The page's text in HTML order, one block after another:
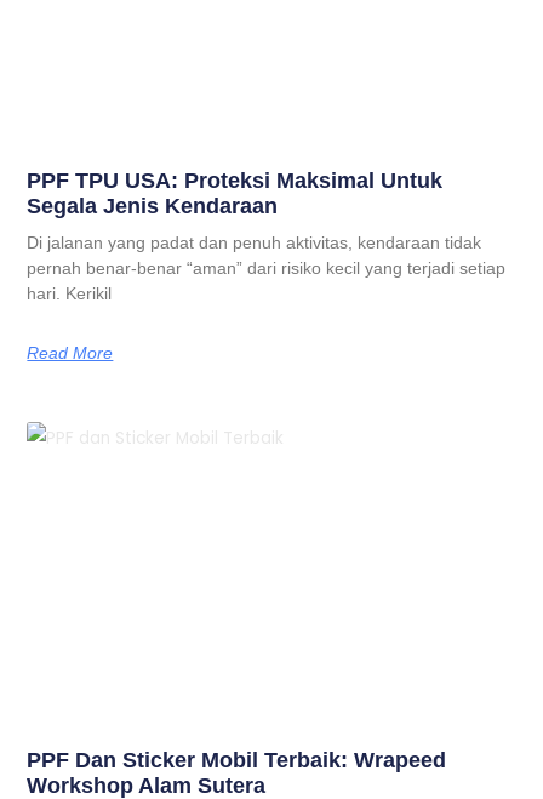
PPF TPU USA: Proteksi Maksimal Untuk
Segala Jenis Kendaraan
Di jalanan yang padat dan penuh aktivitas, kendaraan tidak
pernah benar-benar “aman” dari risiko kecil yang terjadi setiap
hari. Kerikil
Read More
PPF Dan Sticker Mobil Terbaik: Wrapeed
Workshop Alam Sutera